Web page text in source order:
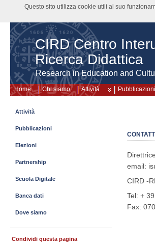
CIRD Centro
Ricerca Didattica
Research in Education and
Home Chi siamo Attività Pubblicazioni
CONTATTI
email:
CIRD -
Tel: +
Fax:
Attività
Pubblicazioni
Elezioni
Partnership
Scuola Digitale
Banca dati
Dove siamo
Condividi questa pagina
Questo sito utilizza cookie utili al suo